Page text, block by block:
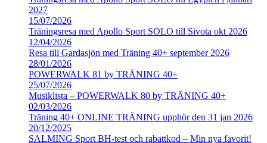
2027
15/07/2026
Träningsresa med Apollo Sport SOLO till Sivota okt 2026
12/04/2026
Resa till Gardasjön med Träning 40+ september 2026
28/01/2026
POWERWALK 81 by TRÄNING 40+
25/07/2026
Musiklista – POWERWALK 80 by TRÄNING 40+
02/03/2026
Träning 40+ ONLINE TRÄNING upphör den 31 jan 2026
20/12/2025
SALMING Sport BH-test och rabattkod – Min nya favorit!